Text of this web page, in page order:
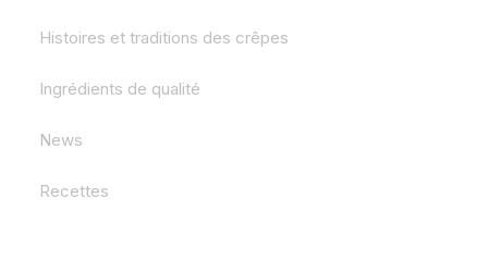
Histoires et traditions des crêpes
Ingrédients de qualité
News
Recettes